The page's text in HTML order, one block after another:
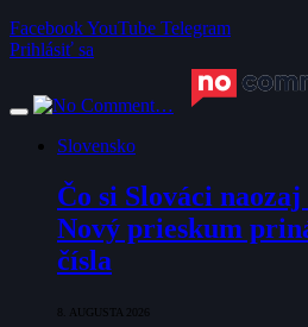
FacebookYouTube Telegram
Prihlásiť sa
Slovensko
Čo si Slováci
Nový prieskum
čísla
8. AUGUSTA 2026